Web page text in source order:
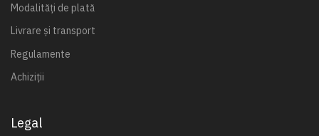
Modalități de plată
Livrare și transport
Regulamente
Achiziții
Legal